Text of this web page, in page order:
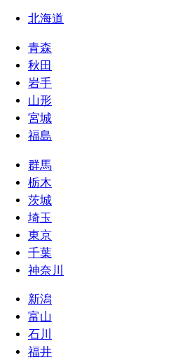
北海道
青森
秋田
岩手
山形
宮城
福島
群馬
栃木
茨城
埼玉
東京
千葉
神奈川
新潟
富山
石川
福井